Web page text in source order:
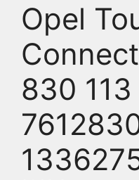
Opel
830 113